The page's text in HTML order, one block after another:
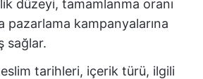
düzeyi, tamamlanma oranı
pazarlama kampanyalarına
sağlar.
tarihleri, içerik türü, ilgili